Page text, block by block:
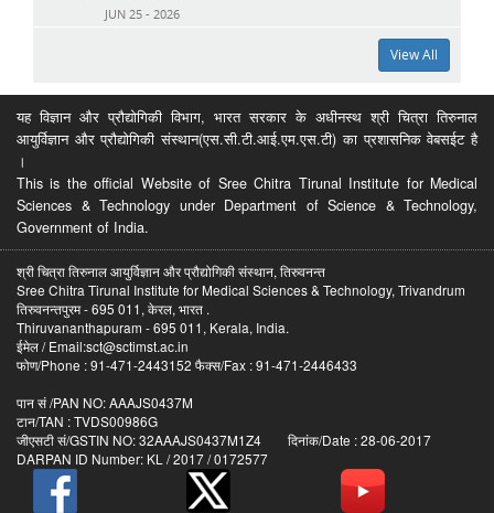
JUN 25 - 2026
View All
यह विज्ञान और प्रौद्योगिकी विभाग, भारत सरकार के अधीनस्थ श्री चित्रा तिरुनाल
आयुर्विज्ञान और प्रौद्योगिकी संस्थान(एस.सी.टी.आई.एम.एस.टी) का प्रशासनिक वेबसईट है
।
This is the official Website of Sree Chitra Tirunal Institute for Medical
Sciences & Technology under Department of Science & Technology,
Government of India.
श्री चित्रा तिरुनाल आयुर्विज्ञान और प्रौद्योगिकी संस्थान, तिरुवनन्त
Sree Chitra Tirunal Institute for Medical Sciences & Technology, Trivandrum
तिरुवनन्तपुरम - 695 011, केरल, भारत .
Thiruvananthapuram - 695 011, Kerala, India.
ईमेल / Email:sct@sctimst.ac.in
फोण/Phone : 91-471-2443152 फैक्स/Fax : 91-471-2446433
पान सं /PAN NO: AAAJS0437M
टान/TAN : TVDS00986G
जीएसटी सं/GSTIN NO: 32AAAJS0437M1Z4 दिनांक/Date : 28-06-2017
DARPAN ID Number: KL / 2017 / 0172577